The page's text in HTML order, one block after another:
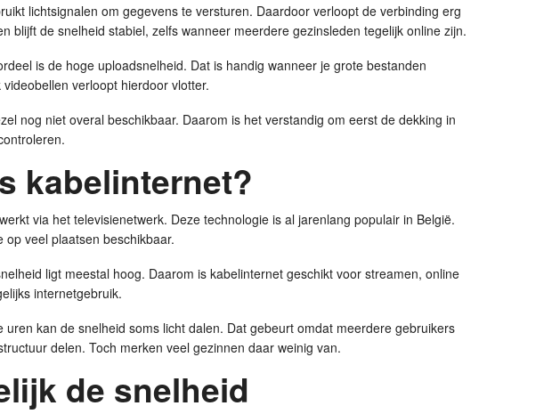
lichtsignalen om gegevens te versturen. Daardoor verloopt de verbinding erg
blijft de snelheid stabiel, zelfs wanneer meerdere gezinsleden tegelijk online zijn.
is de hoge uploadsnelheid. Dat is handig wanneer je grote bestanden
verloopt hierdoor vlotter.
nog niet overal beschikbaar. Daarom is het verstandig om eerst de dekking in
kabelinternet?
via het televisienetwerk. Deze technologie is al jarenlang populair in België.
op veel plaatsen beschikbaar.
ligt meestal hoog. Daarom is kabelinternet geschikt voor streamen, online
internetgebruik.
uren kan de snelheid soms licht dalen. Dat gebeurt omdat meerdere gebruikers
delen. Toch merken veel gezinnen daar weinig van.
de snelheid